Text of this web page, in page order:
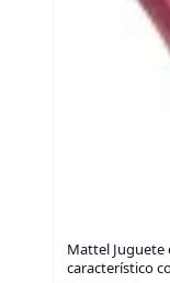
Mattel Juguete
característico